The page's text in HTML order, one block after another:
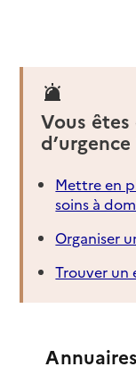
Vous
d’urgence
Mettre en
soins à
Organiser
Trouver un